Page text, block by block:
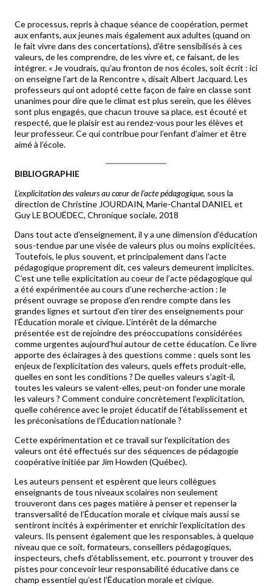
Ce processus, repris à chaque séance de coopération, permet
aux enfants, aux jeunes mais également aux adultes (quand on
le fait vivre dans des concertations), d’être sensibilisés à ces
valeurs, de les comprendre, de les vivre et, ce faisant, de les
intégrer. « Je voudrais, qu’au fronton de nos écoles, soit écrit : ici
on enseigne l’art de la Rencontre », disait Albert Jacquard. Les
professeurs qui ont adopté cette façon de faire en classe sont
unanimes pour dire que le climat est plus serein, que les élèves
sont plus engagés, que chacun trouve sa place, est écouté et
respecté, que le plaisir est au rendez-vous pour les élèves et
leur professeur. Ce qui contribue pour l’enfant d’aimer et être
aimé à l’école.
BIBLIOGRAPHIE
L’explicitation des valeurs au cœur de l’acte pédagogique, sous la
direction de Christine JOURDAIN, Marie-Chantal DANIEL et
Guy LE BOUËDEC, Chronique sociale, 2018
Dans tout acte d’enseignement, il y a une dimension d’éducation
sous-tendue par une visée de valeurs plus ou moins explicitées.
Toutefois, le plus souvent, et principalement dans l’acte
pédagogique proprement dit, ces valeurs demeurent implicites.
C’est une telle explicitation au coeur de l’acte pédagogique qui
a été expérimentée au cours d’une recherche-action : le
présent ouvrage se propose d’en rendre compte dans les
grandes lignes et surtout d’en tirer des enseignements pour
l’Éducation morale et civique. L’intérêt de la démarche
présentée est de rejoindre des préoccupations considérées
comme urgentes aujourd’hui autour de cette éducation. Ce livre
apporte des éclairages à des questions comme : quels sont les
enjeux de l’explicitation des valeurs, quels effets produit-elle,
quelles en sont les conditions ? De quelles valeurs s’agit-il,
toutes les valeurs se valent-elles, peut-on fonder une morale
les valeurs ? Comment conduire concrètement l’explicitation,
quelle cohérence avec le projet éducatif de l’établissement et
les préconisations de l’Éducation nationale ?
Cette expérimentation et ce travail sur l’explicitation des
valeurs ont été effectués sur des séquences de pédagogie
coopérative initiée par Jim Howden (Québec).
Les auteurs pensent et espèrent que leurs collègues
enseignants de tous niveaux scolaires non seulement
trouveront dans ces pages matière à penser et repenser la
transversalité de l’Éducation morale et civique mais aussi se
sentiront incités à expérimenter et enrichir l’explicitation des
valeurs. Ils pensent également que les responsables, à quelque
niveau que ce soit, formateurs, conseillers pédagogiques,
inspecteurs, chefs d’établissement, etc. pourront y trouver des
pistes pour concevoir leur responsabilité éducative dans ce
champ essentiel qu’est l’Éducation morale et civique.